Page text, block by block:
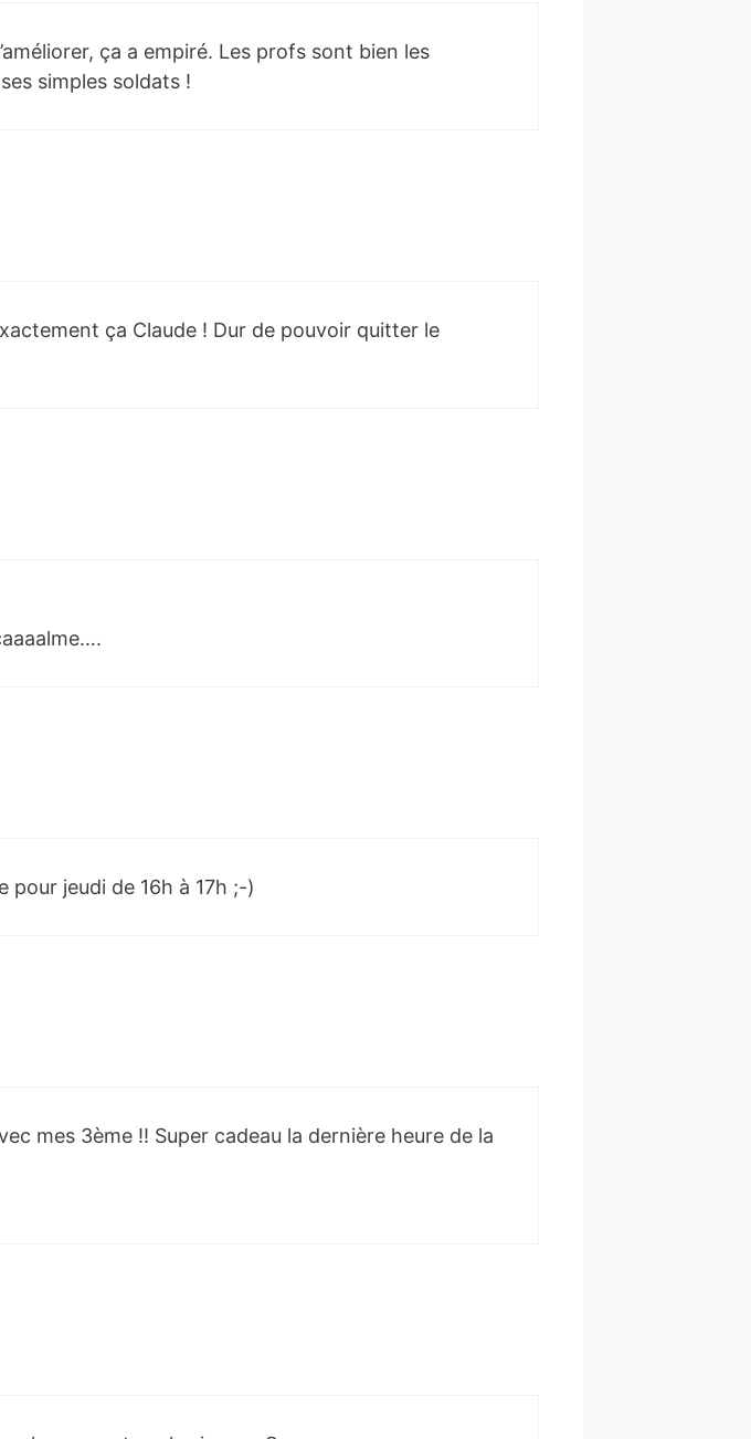
ça a empiré. Les profs sont bien les
simples soldats !
ça Claude ! Dur de pouvoir quitter le
jeudi de 16h à 17h ;-)
mes 3ème !! Super cadeau la dernière heure de la